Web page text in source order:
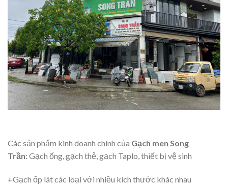
Các sản phẩm kinh doanh chính của Gạch men Song
Trần: Gạch ống, gạch thẻ, gạch Taplo, thiết bị vệ sinh
+Gạch ốp lát các loại với nhiều kích thước khác nhau